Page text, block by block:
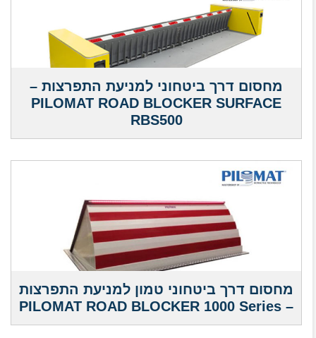
מחסום דרך ביטחוני למניעת התפרצות –
PILOMAT ROAD BLOCKER SURFACE
RBS500
מחסום דרך ביטחוני טמון למניעת התפרצות
– PILOMAT ROAD BLOCKER 1000 Series